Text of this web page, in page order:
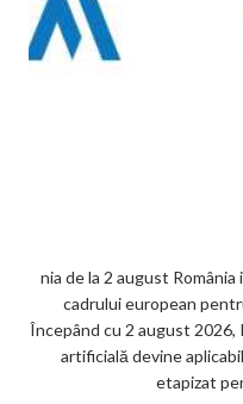
nia de la 2 august
cadrului european
Începând cu 2 august 2026,
artificială devine
etapizat